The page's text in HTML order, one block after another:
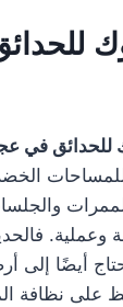
للحدائق في
وعملية.
أيضًا إلى
على نظافة